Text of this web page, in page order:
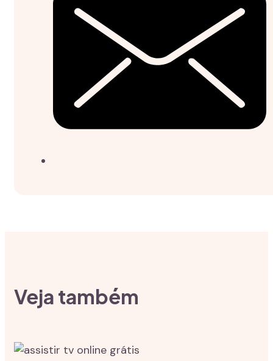
Veja também